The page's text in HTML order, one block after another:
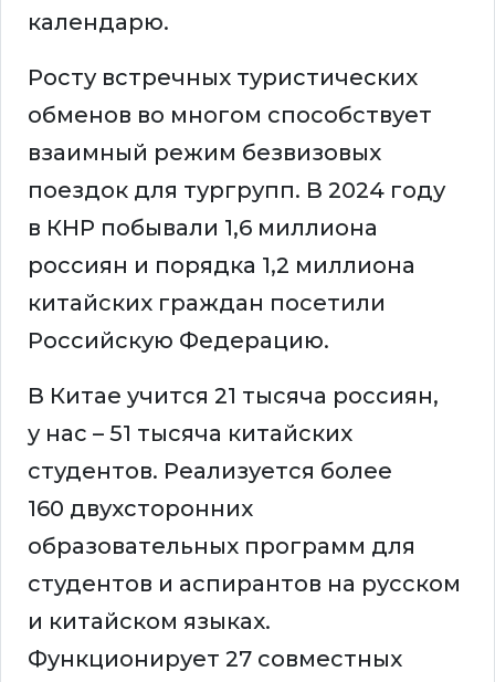
календарю.
Росту встречных туристических
обменов во многом способствует
взаимный режим безвизовых
поездок для тургрупп. В 2024 году
в КНР побывали 1,6 миллиона
россиян и порядка 1,2 миллиона
китайских граждан посетили
Российскую Федерацию.
В Китае учится 21 тысяча россиян,
у нас – 51 тысяча китайских
студентов. Реализуется более
160 двухсторонних
образовательных программ для
студентов и аспирантов на русском
и китайском языках.
Функционирует 27 совместных